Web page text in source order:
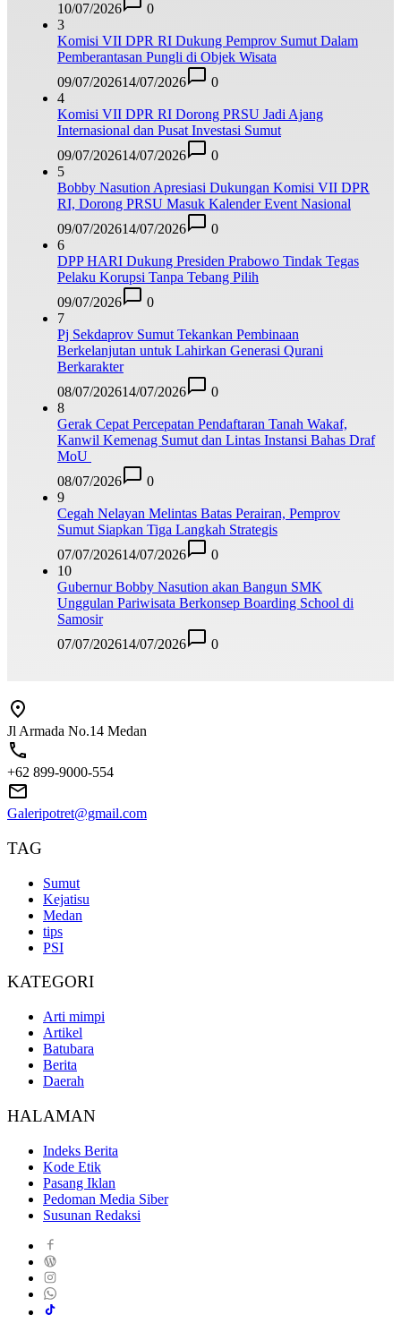
10/07/2026
0
3
Komisi VII DPR RI Dukung Pemprov Sumut Dalam
Pemberantasan Pungli di Objek Wisata
09/07/202614/07/2026
0
4
Komisi VII DPR RI Dorong PRSU Jadi Ajang
Internasional dan Pusat Investasi Sumut
09/07/202614/07/2026
0
5
Bobby Nasution Apresiasi Dukungan Komisi VII DPR
RI, Dorong PRSU Masuk Kalender Event Nasional
09/07/202614/07/2026
0
6
DPP HARI Dukung Presiden Prabowo Tindak Tegas
Pelaku Korupsi Tanpa Tebang Pilih
09/07/2026
0
7
Pj Sekdaprov Sumut Tekankan Pembinaan
Berkelanjutan untuk Lahirkan Generasi Qurani
Berkarakter
08/07/202614/07/2026
0
8
Gerak Cepat Percepatan Pendaftaran Tanah Wakaf,
Kanwil Kemenag Sumut dan Lintas Instansi Bahas Draf
MoU
08/07/2026
0
9
Cegah Nelayan Melintas Batas Perairan, Pemprov
Sumut Siapkan Tiga Langkah Strategis
07/07/202614/07/2026
0
10
Gubernur Bobby Nasution akan Bangun SMK
Unggulan Pariwisata Berkonsep Boarding School di
Samosir
07/07/202614/07/2026 0
Jl Armada No.14 Medan
+62 899-9000-554
Galeripotret@gmail.com
TAG
Sumut
Kejatisu
Medan
tips
PSI
KATEGORI
Arti mimpi
Artikel
Batubara
Berita
Daerah
HALAMAN
Indeks Berita
Kode Etik
Pasang Iklan
Pedoman Media Siber
Susunan Redaksi